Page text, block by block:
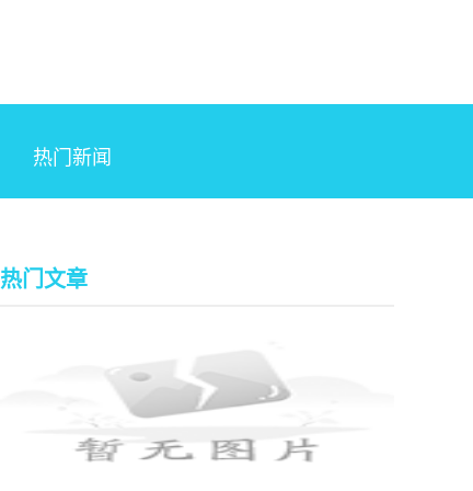
热门新闻
热门文章